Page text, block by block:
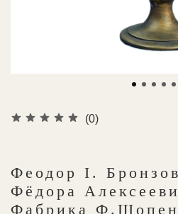
(0)
Феодор I.
Фёдора
Фабрика